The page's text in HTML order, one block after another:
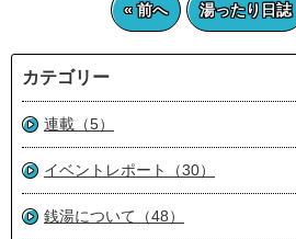
« 前へ 湯ったり日誌
カテゴリー
連載（5）
イベントレポート（30）
銭湯について（48）